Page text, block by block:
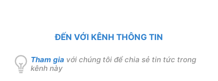
ĐẾN VỚI KÊNH THÔNG TIN
Tham gia với chúng tôi để chia sẻ tin tức trong
kênh này